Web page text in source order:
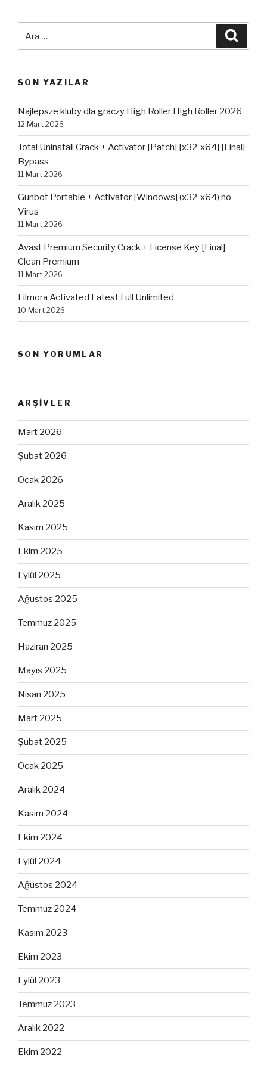
SON YAZILAR
Najlepsze kluby dla graczy High Roller High Roller 2026
12 Mart 2026
Total Uninstall Crack + Activator [Patch] [x32-x64] [Final]
Bypass
11 Mart 2026
Gunbot Portable + Activator [Windows] (x32-x64) no
Virus
11 Mart 2026
Avast Premium Security Crack + License Key [Final]
Clean Premium
11 Mart 2026
Filmora Activated Latest Full Unlimited
10 Mart 2026
SON YORUMLAR
ARŞIVLER
Mart 2026
Şubat 2026
Ocak 2026
Aralık 2025
Kasım 2025
Ekim 2025
Eylül 2025
Ağustos 2025
Temmuz 2025
Haziran 2025
Mayıs 2025
Nisan 2025
Mart 2025
Şubat 2025
Ocak 2025
Aralık 2024
Kasım 2024
Ekim 2024
Eylül 2024
Ağustos 2024
Temmuz 2024
Kasım 2023
Ekim 2023
Eylül 2023
Temmuz 2023
Aralık 2022
Ekim 2022